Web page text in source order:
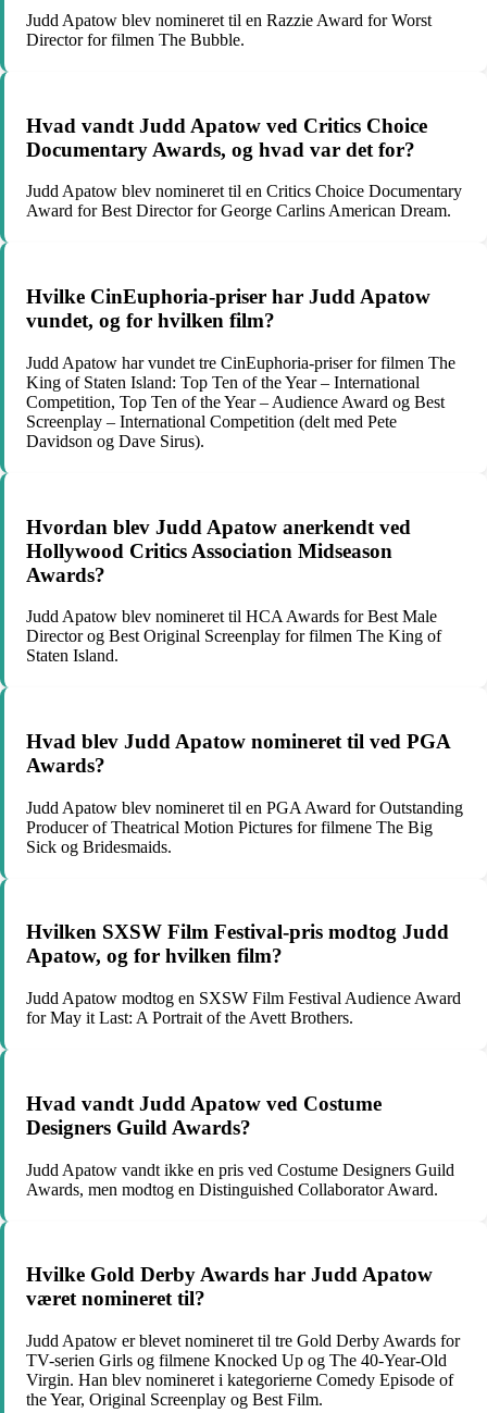
Judd Apatow blev nomineret til en Razzie Award for Worst
Director for filmen The Bubble.
Hvad vandt Judd Apatow ved Critics Choice
Documentary Awards, og hvad var det for?
Judd Apatow blev nomineret til en Critics Choice Documentary
Award for Best Director for George Carlins American Dream.
Hvilke CinEuphoria-priser har Judd Apatow
vundet, og for hvilken film?
Judd Apatow har vundet tre CinEuphoria-priser for filmen The
King of Staten Island: Top Ten of the Year – International
Competition, Top Ten of the Year – Audience Award og Best
Screenplay – International Competition (delt med Pete
Davidson og Dave Sirus).
Hvordan blev Judd Apatow anerkendt ved
Hollywood Critics Association Midseason
Awards?
Judd Apatow blev nomineret til HCA Awards for Best Male
Director og Best Original Screenplay for filmen The King of
Staten Island.
Hvad blev Judd Apatow nomineret til ved PGA
Awards?
Judd Apatow blev nomineret til en PGA Award for Outstanding
Producer of Theatrical Motion Pictures for filmene The Big
Sick og Bridesmaids.
Hvilken SXSW Film Festival-pris modtog Judd
Apatow, og for hvilken film?
Judd Apatow modtog en SXSW Film Festival Audience Award
for May it Last: A Portrait of the Avett Brothers.
Hvad vandt Judd Apatow ved Costume
Designers Guild Awards?
Judd Apatow vandt ikke en pris ved Costume Designers Guild
Awards, men modtog en Distinguished Collaborator Award.
Hvilke Gold Derby Awards har Judd Apatow
været nomineret til?
Judd Apatow er blevet nomineret til tre Gold Derby Awards for
TV-serien Girls og filmene Knocked Up og The 40-Year-Old
Virgin. Han blev nomineret i kategorierne Comedy Episode of
the Year, Original Screenplay og Best Film.